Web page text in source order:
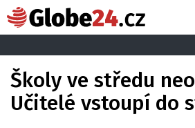
Školy ve středu
Učitelé vstoupí do